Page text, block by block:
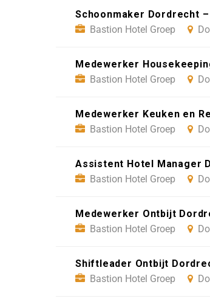
Schoonmaker Dordrecht
Bastion Hotel Groep
Medewerker
Bastion Hotel Groep
Medewerker Keuken en
Bastion Hotel Groep
Assistent Hotel Manager
Bastion Hotel Groep
Medewerker Ontbijt
Bastion Hotel Groep
Shiftleader Ontbijt
Bastion Hotel Groep